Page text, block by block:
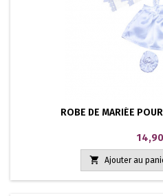
ROBE DE MARIÉE
Prix
 Ajouter au